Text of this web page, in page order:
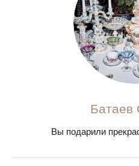
Батаев
Вы подарили